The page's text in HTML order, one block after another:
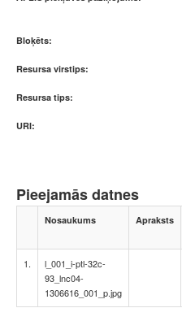
Bloķēts:
Resursa virstips:
Resursa tips:
URI:
Pieejamās datnes
Nosaukums Apraksts
1.
l_001_i-ptl-32c-
93_lnc04-
1306616_001_p.jpg